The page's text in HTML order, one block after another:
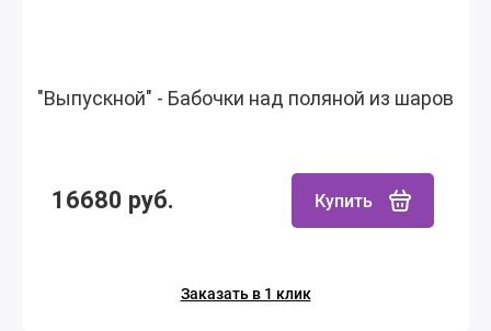
"Выпускной" - Бабочки над поляной из шаров
16680 руб. Купить
Заказать в 1 клик